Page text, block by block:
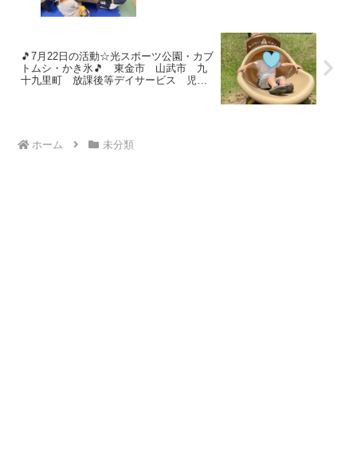
🎵7月22日の活動☆光スポーツ公園・カブ
トムシ・かき氷🎵 東金市 山武市 九
十九里町 放課後等デイサービス 児童
ホーム 未分類